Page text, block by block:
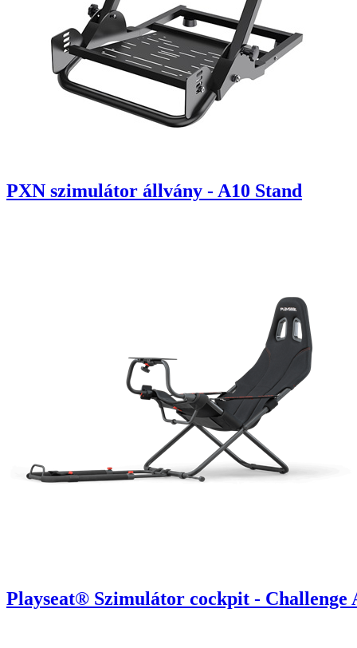
PXN szimulátor állvány - A10 Stand
Playseat® Szimulátor cockpit -